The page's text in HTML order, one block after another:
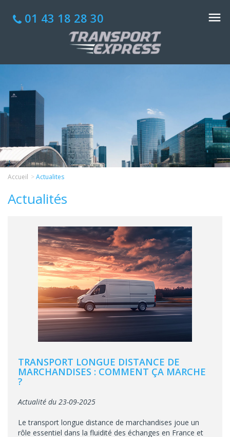
01 43 18 28 30
Accueil Actualites
Actualités
TRANSPORT LONGUE DISTANCE DE
MARCHANDISES : COMMENT ÇA MARCHE
?
Actualité du 23-09-2025
Le transport longue distance de marchandises joue un
rôle essentiel dans la fluidité des échanges en France et